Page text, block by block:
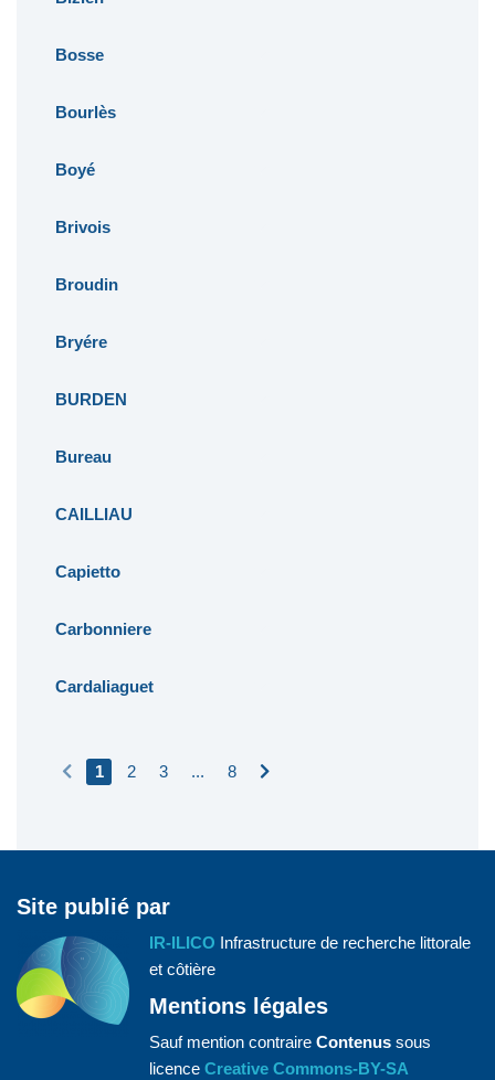
Bosse
Bourlès
Boyé
Brivois
Broudin
Bryére
BURDEN
Bureau
CAILLIAU
Capietto
Carbonniere
Cardaliaguet
1 2 3 ... 8
Site publié par
IR-ILICO Infrastructure de recherche littorale
et côtière
Mentions légales
Sauf mention contraire Contenus sous
licence Creative Commons-BY-SA